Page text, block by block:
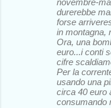
novembre-
durerebbe
forse
in montagna,
Ora, una
euro...i conti
cifre
Per la
usando una
circa 40 euro
consumando